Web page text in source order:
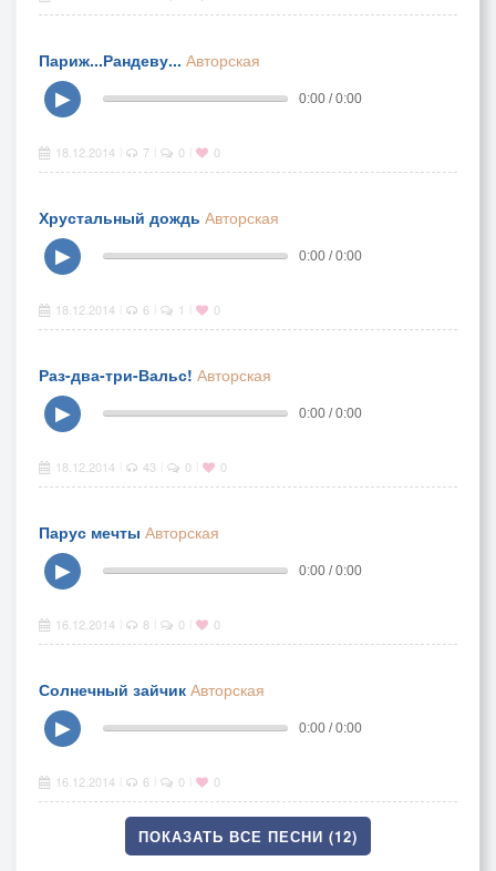
Париж...Рандеву... Авторская
▶
0:00 / 0:00
18.12.2014 7 0 0
Хрустальный дождь Авторская
▶
0:00 / 0:00
18.12.2014 6 1 0
Раз-два-три-Вальс! Авторская
▶
0:00 / 0:00
18.12.2014 43 0 0
Парус мечты Авторская
▶
0:00 / 0:00
16.12.2014 8 0 0
Солнечный зайчик Авторская
▶
0:00 / 0:00
16.12.2014 6 0 0
ПОКАЗАТЬ ВСЕ ПЕСНИ (12)